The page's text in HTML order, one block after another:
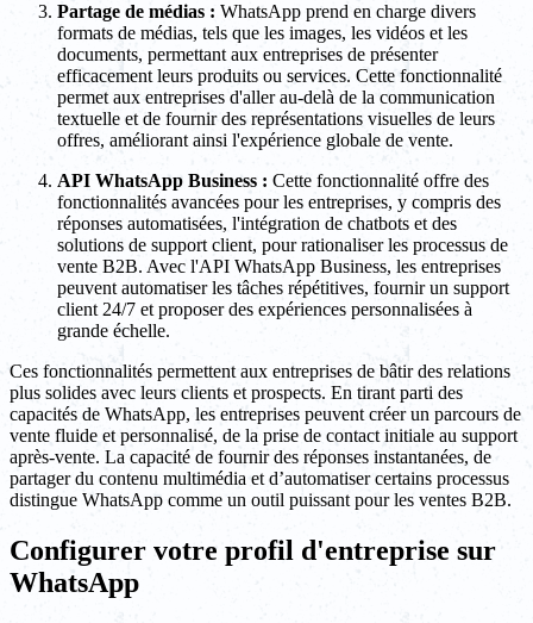
Partage de médias : WhatsApp prend en charge divers
formats de médias, tels que les images, les vidéos et les
documents, permettant aux entreprises de présenter
efficacement leurs produits ou services. Cette fonctionnalité
permet aux entreprises d'aller au-delà de la communication
textuelle et de fournir des représentations visuelles de leurs
offres, améliorant ainsi l'expérience globale de vente.
API WhatsApp Business : Cette fonctionnalité offre des
fonctionnalités avancées pour les entreprises, y compris des
réponses automatisées, l'intégration de chatbots et des
solutions de support client, pour rationaliser les processus de
vente B2B. Avec l'API WhatsApp Business, les entreprises
peuvent automatiser les tâches répétitives, fournir un support
client 24/7 et proposer des expériences personnalisées à
grande échelle.
Ces fonctionnalités permettent aux entreprises de bâtir des relations
plus solides avec leurs clients et prospects. En tirant parti des
capacités de WhatsApp, les entreprises peuvent créer un parcours de
vente fluide et personnalisé, de la prise de contact initiale au support
après-vente. La capacité de fournir des réponses instantanées, de
partager du contenu multimédia et d’automatiser certains processus
distingue WhatsApp comme un outil puissant pour les ventes B2B.
Configurer votre profil d'entreprise sur
WhatsApp